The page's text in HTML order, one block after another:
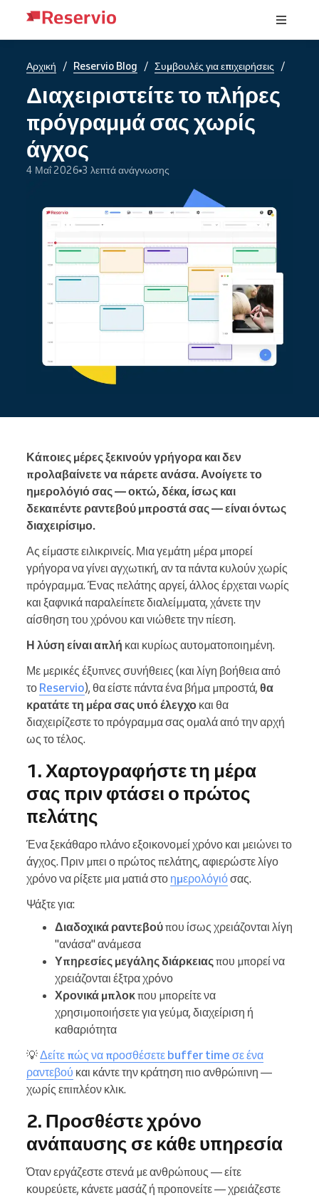
Αρχική / Reservio Blog / Συμβουλές για επιχειρήσεις /
Διαχειριστείτε το πλήρες
πρόγραμμά σας χωρίς
άγχος
4 Μαΐ 2026 3 λεπτά ανάγνωσης
Κάποιες μέρες ξεκινούν γρήγορα και δεν
προλαβαίνετε να πάρετε ανάσα. Ανοίγετε το
ημερολόγιό σας — οκτώ, δέκα, ίσως και
δεκαπέντε ραντεβού μπροστά σας — είναι όντως
διαχειρίσιμο.
Ας είμαστε ειλικρινείς. Μια γεμάτη μέρα μπορεί
γρήγορα να γίνει αγχωτική, αν τα πάντα κυλούν χωρίς
πρόγραμμα. Ένας πελάτης αργεί, άλλος έρχεται νωρίς
και ξαφνικά παραλείπετε διαλείμματα, χάνετε την
αίσθηση του χρόνου και νιώθετε την πίεση.
Η λύση είναι απλή και κυρίως αυτοματοποιημένη.
Με μερικές έξυπνες συνήθειες (και λίγη βοήθεια από
το Reservio), θα είστε πάντα ένα βήμα μπροστά, θα
κρατάτε τη μέρα σας υπό έλεγχο και θα
διαχειρίζεστε το πρόγραμμα σας ομαλά από την αρχή
ως το τέλος.
1. Χαρτογραφήστε τη μέρα
σας πριν φτάσει ο πρώτος
πελάτης
Ένα ξεκάθαρο πλάνο εξοικονομεί χρόνο και μειώνει το
άγχος. Πριν μπει ο πρώτος πελάτης, αφιερώστε λίγο
χρόνο να ρίξετε μια ματιά στο ημερολόγιόσας.
Ψάξτε για:
Διαδοχικά ραντεβούπου ίσως χρειάζονται λίγη
"ανάσα" ανάμεσα
Υπηρεσίες μεγάλης διάρκειαςπου μπορεί να
χρειάζονται έξτρα χρόνο
Χρονικά μπλοκπου μπορείτε να
χρησιμοποιήσετε για γεύμα, διαχείριση ή
καθαριότητα
💡Δείτε πώς να προσθέσετε buffer time σε ένα
ραντεβού και κάντε την κράτηση πιο ανθρώπινη —
χωρίς επιπλέον κλικ.
2. Προσθέστε χρόνο
ανάπαυσης σε κάθε υπηρεσία
Όταν εργάζεστε στενά με ανθρώπους — είτε
κουρεύετε, κάνετε μασάζ ή προπονείτε — χρειάζεστε